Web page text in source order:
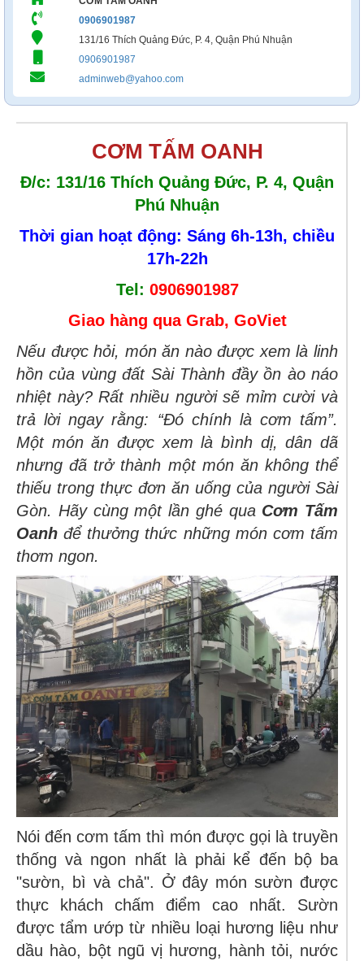
0906901987
131/16 Thích Quảng Đức, P. 4, Quận Phú Nhuận
0906901987
adminweb@yahoo.com
CƠM TẤM OANH
Đ/c: 131/16 Thích Quảng Đức, P. 4, Quận
Phú Nhuận
Thời gian hoạt động: Sáng 6h-13h, chiều
17h-22h
Tel: 0906901987
Giao hàng qua Grab, GoViet
Nếu được hỏi, món ăn nào được xem là linh
hồn của vùng đất Sài Thành đầy ồn ào náo
nhiệt này? Rất nhiều người sẽ mỉm cười và
trả lời ngay rằng: “Đó chính là cơm tấm”.
Một món ăn được xem là bình dị, dân dã
nhưng đã trở thành một món ăn không thể
thiếu trong thực đơn ăn uống của người Sài
Gòn. Hãy cùng một lần ghé qua Cơm Tấm
Oanh để thưởng thức những món cơm tấm
thơm ngon.
Nói đến cơm tấm thì món được gọi là truyền
thống và ngon nhất là phải kể đến bộ ba
"sườn, bì và chả". Ở đây món sườn được
thực khách chấm điểm cao nhất. Sườn
được tẩm ướp từ nhiều loại hương liệu như
dầu hào, bột ngũ vị hương, hành tỏi, nước